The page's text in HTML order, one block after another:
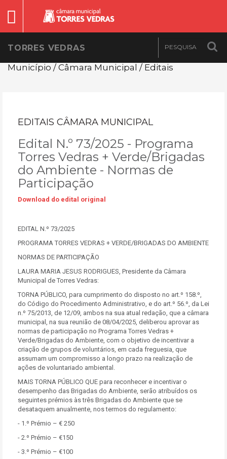
TORRES VEDRAS
Município / Câmara Municipal / Editais
EDITAIS CÂMARA MUNICIPAL
Edital N.º 73/2025 - Programa
Torres Vedras + Verde/Brigadas
do Ambiente - Normas de
Participação
Download do edital original
EDITAL N.º 73/2025
PROGRAMA TORRES VEDRAS + VERDE/BRIGADAS DO AMBIENTE
NORMAS DE PARTICIPAÇÃO
LAURA MARIA JESUS RODRIGUES, Presidente da Câmara
Municipal de Torres Vedras:
TORNA PÚBLICO, para cumprimento do disposto no art.º 158.º,
do Código do Procedimento Administrativo, e do art.º 56.º, da Lei
n.º 75/2013, de 12/09, ambos na sua atual redação, que a câmara
municipal, na sua reunião de 08/04/2025, deliberou aprovar as
normas de participação no Programa Torres Vedras +
Verde/Brigadas do Ambiente, com o objetivo de incentivar a
criação de grupos de voluntários, em cada freguesia, que
assumam um compromisso a longo prazo na realização de
ações de voluntariado ambiental.
MAIS TORNA PÚBLICO QUE para reconhecer e incentivar o
desempenho das Brigadas do Ambiente, serão atribuídos os
seguintes prémios às três Brigadas do Ambiente que se
desataquem anualmente, nos termos do regulamento:
- 1.º Prémio – € 250
- 2.º Prémio – €150
- 3.º Prémio – €100